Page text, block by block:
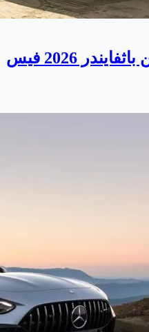
نيسان تكشف الستار عن باثفايندر 2026 فيس